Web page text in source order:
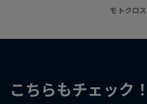
モトクロス
こちらもチェック！